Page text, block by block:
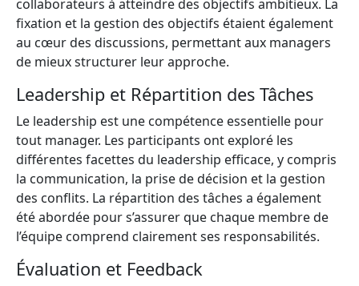
collaborateurs à atteindre des objectifs ambitieux. La
fixation et la gestion des objectifs étaient également
au cœur des discussions, permettant aux managers
de mieux structurer leur approche.
Leadership et Répartition des Tâches
Le leadership est une compétence essentielle pour
tout manager. Les participants ont exploré les
différentes facettes du leadership efficace, y compris
la communication, la prise de décision et la gestion
des conflits. La répartition des tâches a également
été abordée pour s’assurer que chaque membre de
l’équipe comprend clairement ses responsabilités.
Évaluation et Feedback